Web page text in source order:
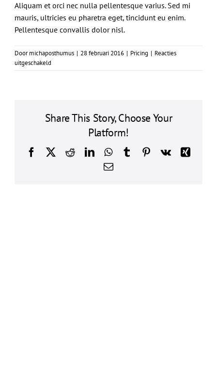
Aliquam et orci nec nulla pellentesque varius. Sed mi
mauris, ultricies eu pharetra eget, tincidunt eu enim.
Pellentesque convallis dolor nisl.
Doormichaposthumus | 28 februari 2016 | Pricing | Reacties
uitgeschakeld
arcu
Share This Story, Choose Your
Platform!
FacebookRedditLinkedInWhatsApp
TumblrPinterest
Vk
Xing
E-